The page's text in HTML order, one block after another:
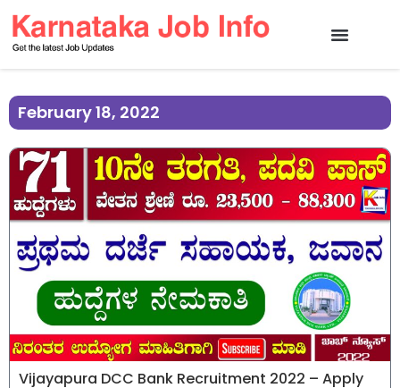
February 18, 2022
Vijayapura DCC Bank Recruitment 2022 – Apply